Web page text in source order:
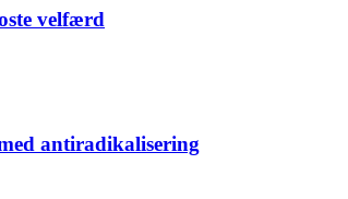
velfærd
antiradikalisering